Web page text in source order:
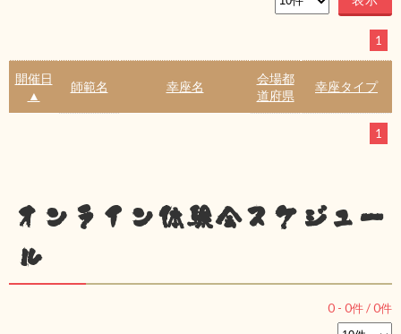
1
開催日
▲
師範名 幸座名
会場都
道府県
幸座タイプ
1
オンライン体験会スケジュー
ル
0 - 0件 /0件